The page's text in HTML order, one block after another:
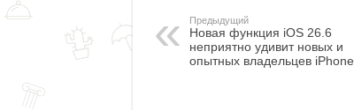
Предыдущий
Новая функция iOS 26.6
неприятно удивит новых и
опытных владельцев iPhone